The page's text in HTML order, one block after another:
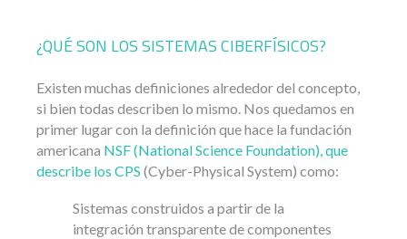
¿QUÉ SON LOS SISTEMAS CIBERFÍSICOS?
Existen muchas definiciones alrededor del concepto,
si bien todas describen lo mismo. Nos quedamos en
primer lugar con la definición que hace la fundación
americana NSF (National Science Foundation), que
describe los CPS (Cyber-Physical System) como:
Sistemas construidos a partir de la
integración transparente de componentes